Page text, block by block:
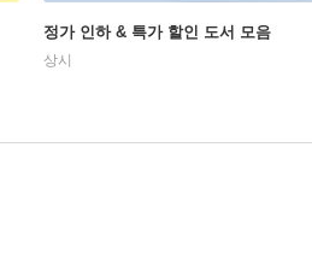
정가 인하 & 특가 할인 도서 모음
상시